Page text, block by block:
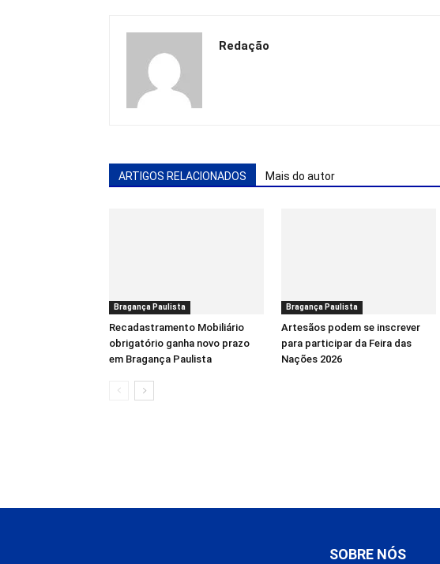
Redação
ARTIGOS RELACIONADOS Mais do autor
Bragança Paulista
Recadastramento Mobiliário
obrigatório ganha novo prazo
em Bragança Paulista
Bragança Paulista
Artesãos podem se inscrever
para participar da Feira das
Nações 2026
SOBRE NÓS